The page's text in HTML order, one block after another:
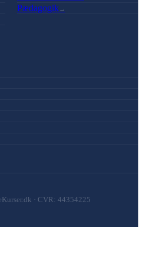
Pædagogik→
· CVR: 44354225